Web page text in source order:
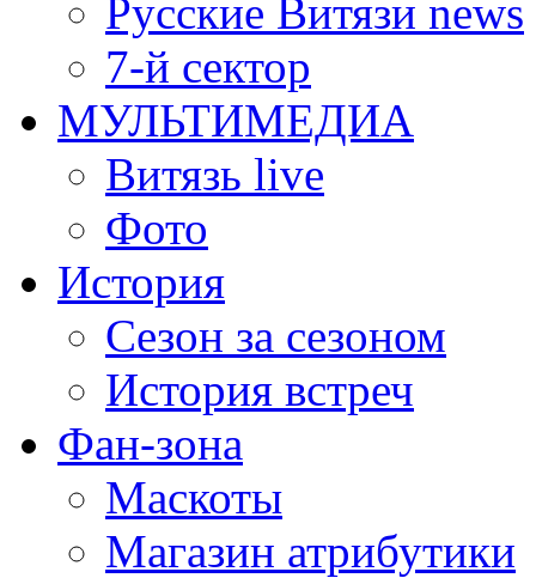
Русские Витязи news
7-й сектор
МУЛЬТИМЕДИА
Витязь live
Фото
История
Сезон за сезоном
История встреч
Фан-зона
Маскоты
Магазин атрибутики